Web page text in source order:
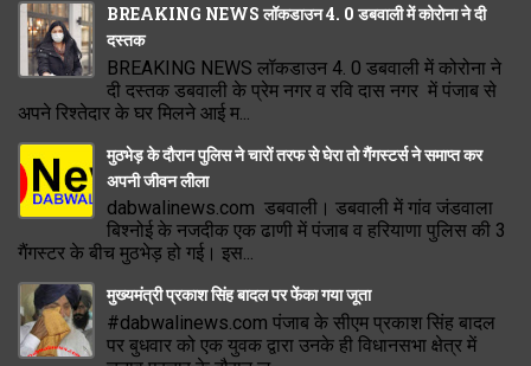
BREAKING NEWS लॉकडाउन 4. 0 डबवाली में कोरोना ने दी
दस्तक
BREAKING NEWS लॉकडाउन 4. 0 डबवाली में कोरोना ने
दी दस्तक डबवाली के प्रेम नगर व रवि दास नगर में पंजाब से
अपने रिश्तेदार के घर मिलने आई म...
मुठभेड़ के दौरान पुलिस ने चारों तरफ से घेरा तो गैंगस्टर्स ने समाप्त कर
अपनी जीवन लीला
dabwalinews.com डबवाली। डबवाली में गांव जंडवाला
बिश्नोई के नजदीक एक ढाणी में पंजाब व हरियाणा पुलिस की 3
गैंगस्टर के बीच मुठभेड़ हो गई। इस...
मुख्यमंत्री प्रकाश सिंह बादल पर फेंका गया जूता
#dabwalinews.com पंजाब के सीएम प्रकाश सिंह बादल
पर बुधवार को एक युवक द्वारा उनके ही विधानसभा क्षेत्र में